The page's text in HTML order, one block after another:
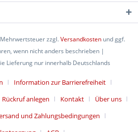
zzgl.Versandkosten und ggf.
wenn nicht anders beschrieben |
Lieferung nur innerhalb Deutschlands
Information zur Barrierefreiheit
Rückruf anlegen Kontakt
Über uns
und Zahlungsbedingungen